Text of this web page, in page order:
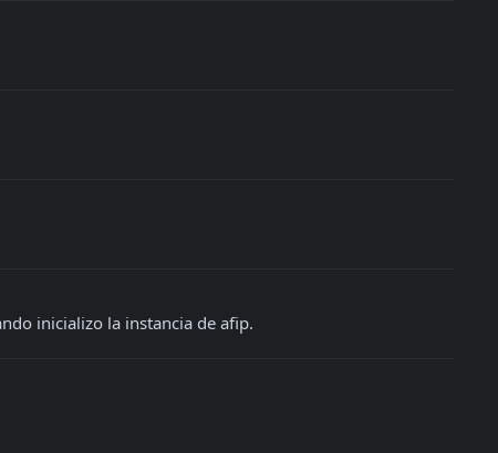
inicializo la instancia de afip.